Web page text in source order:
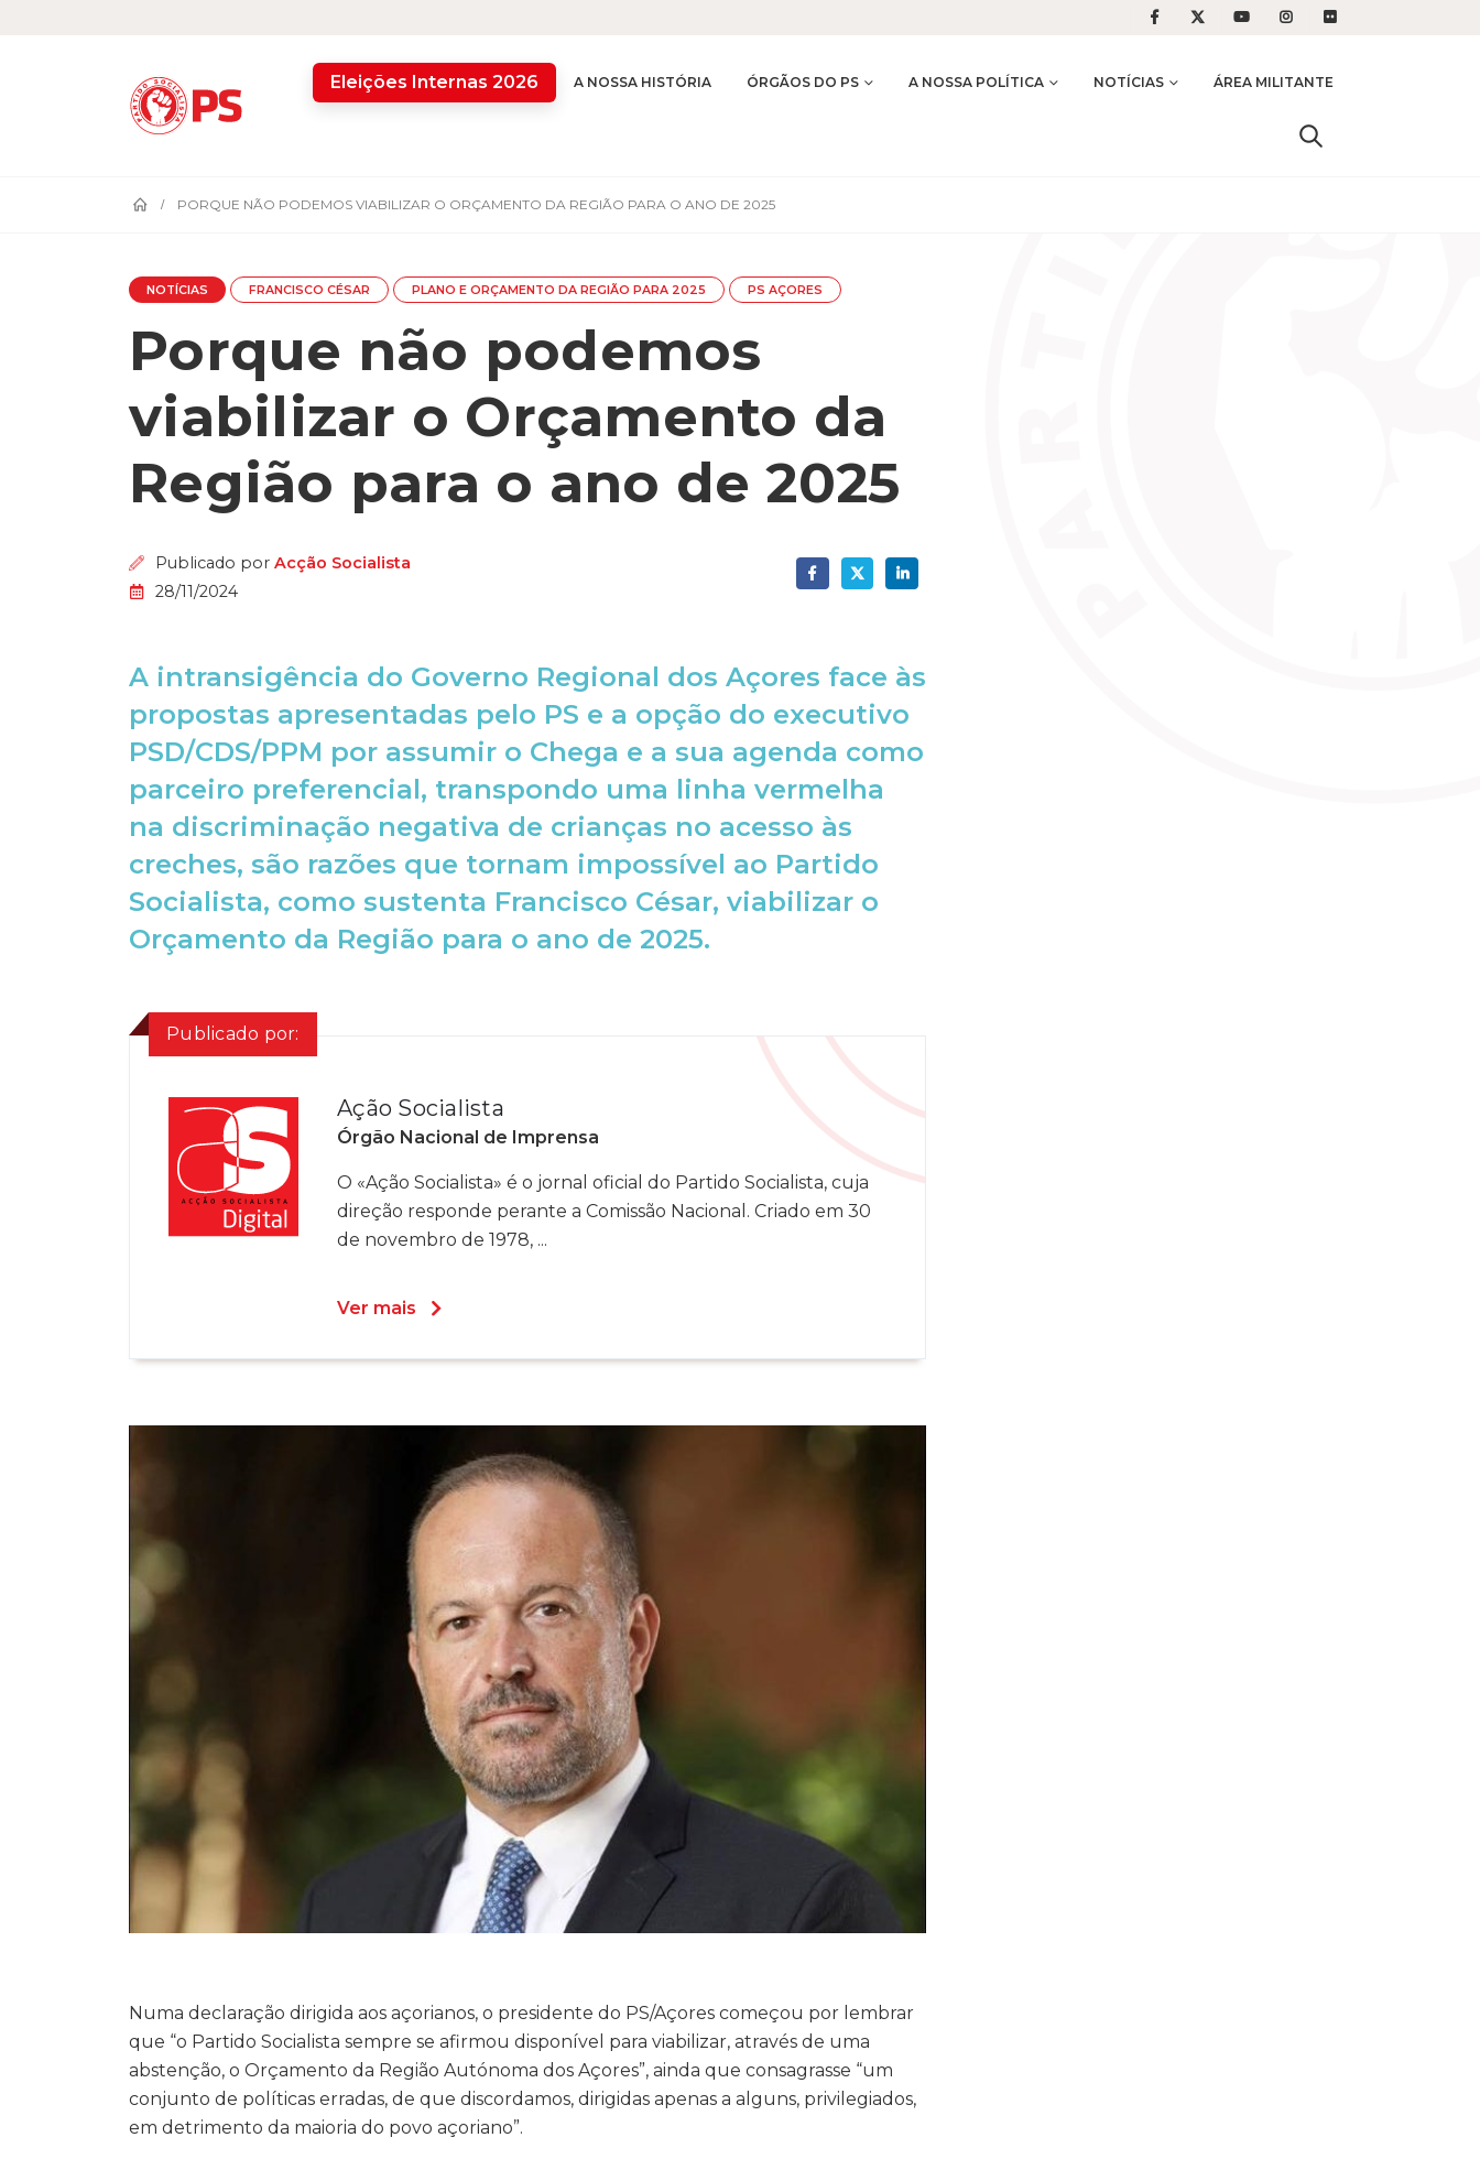
Eleições Internas 2026 A NOSSA HISTÓRIA ÓRGÃOS DO PS A NOSSA POLÍTICA NOTÍCIAS ÁREA MILITANTE
PORQUE NÃO PODEMOS VIABILIZAR O ORÇAMENTO DA REGIÃO PARA O ANO DE 2025
NOTÍCIAS FRANCISCO CÉSAR PLANO E ORÇAMENTO DA REGIÃO PARA 2025 PS AÇORES
Porque não podemos
viabilizar o Orçamento da
Região para o ano de 2025
28/11/2024
Publicado porAcção Socialista
A intransigência do Governo Regional dos Açores face às
propostas apresentadas pelo PS e a opção do executivo
PSD/CDS/PPM por assumir o Chega e a sua agenda como
parceiro preferencial, transpondo uma linha vermelha
na discriminação negativa de crianças no acesso às
creches, são razões que tornam impossível ao Partido
Socialista, como sustenta Francisco César, viabilizar o
Orçamento da Região para o ano de 2025.
Publicado por:
Ação Socialista
Órgão Nacional de Imprensa
O «Ação Socialista» é o jornal oficial do Partido Socialista, cuja
direção responde perante a Comissão Nacional. Criado em 30
de novembro de 1978, ...
Ver mais
Numa declaração dirigida aos açorianos, o presidente do PS/Açores começou por lembrar
que “o Partido Socialista sempre se afirmou disponível para viabilizar, através de uma
abstenção, o Orçamento da Região Autónoma dos Açores”, ainda que consagrasse “um
conjunto de políticas erradas, de que discordamos, dirigidas apenas a alguns, privilegiados,
em detrimento da maioria do povo açoriano”.